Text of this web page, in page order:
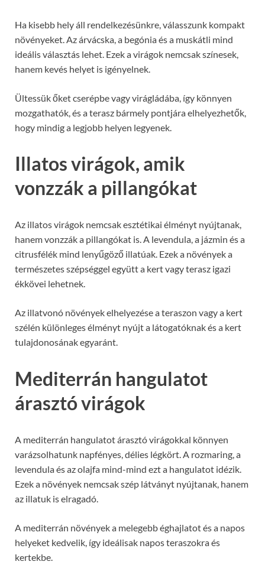
Ha kisebb hely áll rendelkezésünkre, válasszunk kompakt
növényeket. Az árvácska, a begónia és a muskátli mind
ideális választás lehet. Ezek a virágok nemcsak színesek,
hanem kevés helyet is igényelnek.
Ültessük őket cserépbe vagy virágládába, így könnyen
mozgathatók, és a terasz bármely pontjára elhelyezhetők,
hogy mindig a legjobb helyen legyenek.
Illatos virágok, amik
vonzzák a pillangókat
Az illatos virágok nemcsak esztétikai élményt nyújtanak,
hanem vonzzák a pillangókat is. A levendula, a jázmin és a
citrusfélék mind lenyűgöző illatúak. Ezek a növények a
természetes szépséggel együtt a kert vagy terasz igazi
ékkövei lehetnek.
Az illatvonó növények elhelyezése a teraszon vagy a kert
szélén különleges élményt nyújt a látogatóknak és a kert
tulajdonosának egyaránt.
Mediterrán hangulatot
árasztó virágok
A mediterrán hangulatot árasztó virágokkal könnyen
varázsolhatunk napfényes, délies légkört. A rozmaring, a
levendula és az olajfa mind-mind ezt a hangulatot idézik.
Ezek a növények nemcsak szép látványt nyújtanak, hanem
az illatuk is elragadó.
A mediterrán növények a melegebb éghajlatot és a napos
helyeket kedvelik, így ideálisak napos teraszokra és
kertekbe.